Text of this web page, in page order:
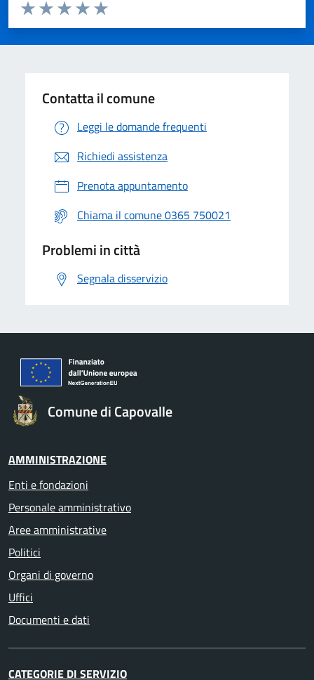
Valuta da 1 a 5 stelle la pagina
Valuta 5 stelle su 5
Valuta 4 stelle su 5
Valuta 3 stelle su 5
Valuta 2 stelle su 5
Valuta 1 stelle su 5
Contatta il comune
Leggi le domande frequenti
Richiedi assistenza
Prenota appuntamento
Chiama il comune 0365 750021
Problemi in città
Segnala disservizio
Comune di Capovalle
AMMINISTRAZIONE
Enti e fondazioni
Personale amministrativo
Aree amministrative
Politici
Organi di governo
Uffici
Documenti e dati
CATEGORIE DI SERVIZIO